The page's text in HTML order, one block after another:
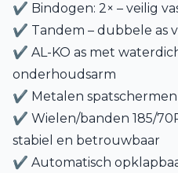
✔ Bindogen: 2× – veilig
✔ Tandem – dubbele as
✔ AL-KO as met
onderhoudsarm
✔ Metalen
✔ Wielen/banden 185/
stabiel en betrouwbaar
✔ Automatisch